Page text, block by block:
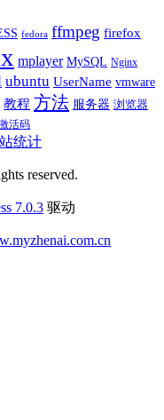
fedora ffmpeg firefox
mplayer MySQL Nginx
ubuntu UserName vmware
教程 方法 服务器 浏览器
活码
统计
reserved.
7.0.3 驱动